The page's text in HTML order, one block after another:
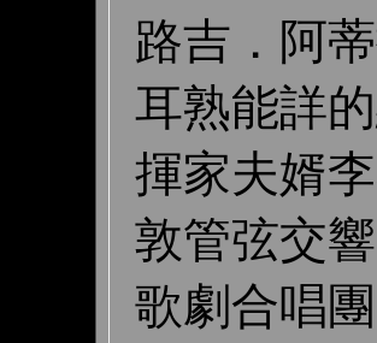
路吉．阿
耳熟能詳
揮家夫婿
敦管弦交
歌劇合唱